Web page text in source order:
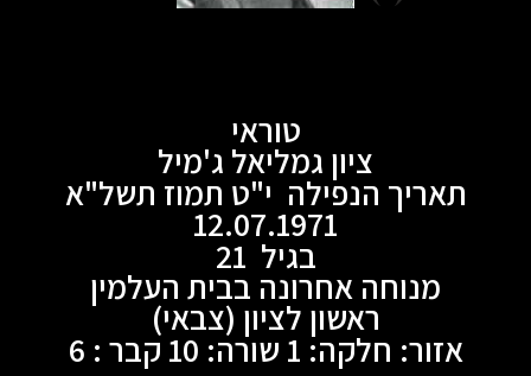
טוראי
ציון גמליאל ג'מיל
תאריך הנפילה י"ט תמוז תשל"א
12.07.1971
בגיל 21
מנוחה אחרונה בבית העלמין
ראשון לציון (צבאי)
אזור: חלקה: 1 שורה: 10 קבר : 6